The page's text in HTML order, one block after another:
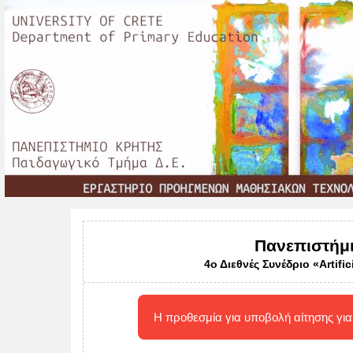
4ο Διεθνές Συνέδριο
Η προθεσμία για υποβολή αίτησης